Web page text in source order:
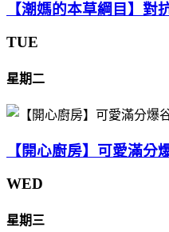
【潮媽的本草綱目】對
TUE
星期二
【開心廚房】可愛滿分
WED
星期三